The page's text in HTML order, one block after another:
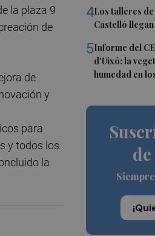
4Los talleres de
Castelló
5Informe del
d'Uixó: la
humedad en
la plaza 9
de
de
y
para
y todos los
la